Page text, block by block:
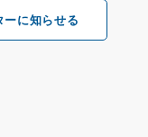
ーに知らせる